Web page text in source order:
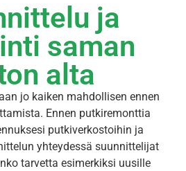
ja
saman
alta
jo kaiken mahdollisen ennen
Ennen putkiremonttia
putkiverkostoihin ja
yhteydessä suunnittelijat
tarvetta esimerkiksi uusille